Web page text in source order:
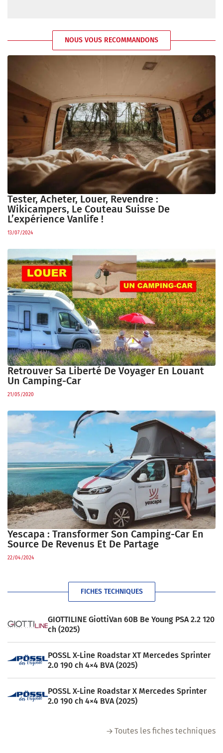
NOUS VOUS RECOMMANDONS
Tester, Acheter, Louer, Revendre :
Wikicampers, Le Couteau Suisse De
L’expérience Vanlife !
13/07/2024
Retrouver Sa Liberté De Voyager En Louant
Un Camping-Car
21/05/2020
Yescapa : Transformer Son Camping-Car En
Source De Revenus Et De Partage
22/04/2024
FICHES TECHNIQUES
GIOTTILINE GiottiVan 60B Be Young PSA 2.2 120
ch (2025)
POSSL X-Line Roadstar XT Mercedes Sprinter
2.0 190 ch 4×4 BVA (2025)
POSSL X-Line Roadstar X Mercedes Sprinter
2.0 190 ch 4×4 BVA (2025)
Toutes les fiches techniques